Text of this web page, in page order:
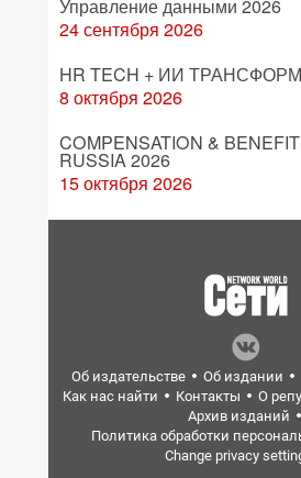
Управление данными 2026
24 сентября 2026
HR TECH + ИИ
8 октября 2026
COMPENSATION &
RUSSIA 2026
15 октября 2026
Об издательстве Об издании
Как нас найти
Контакты О
Архив изданий
Политика обработки
Change privacy